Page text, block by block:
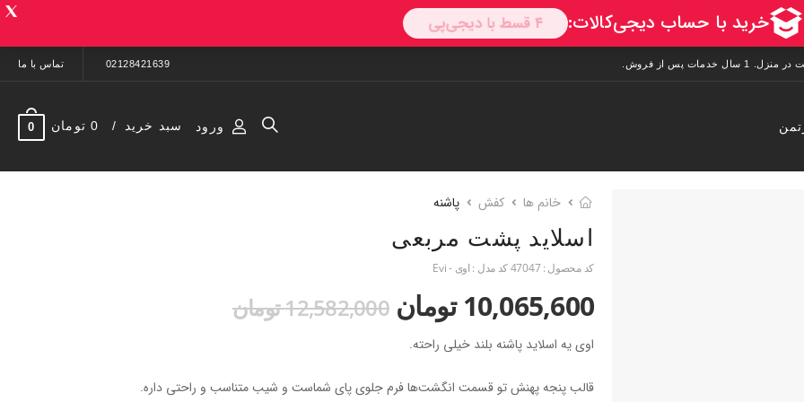
02128421639 تماس با ما
ورود سبد خرید 0 تومان 0
خانم ها کفش پاشنه
اسلاید پشت مربعی
کد محصول :47047کد مدل : اوی - Evi
10,065,600 تومان 12,582,000 تومان
اوی یه اسلاید پاشنه بلند خیلی راحته.
قالب پنجه پهنش تو قسمت انگشت‌ها فرم جلوی پای شماست و شیب متناسب و راحتی داره.